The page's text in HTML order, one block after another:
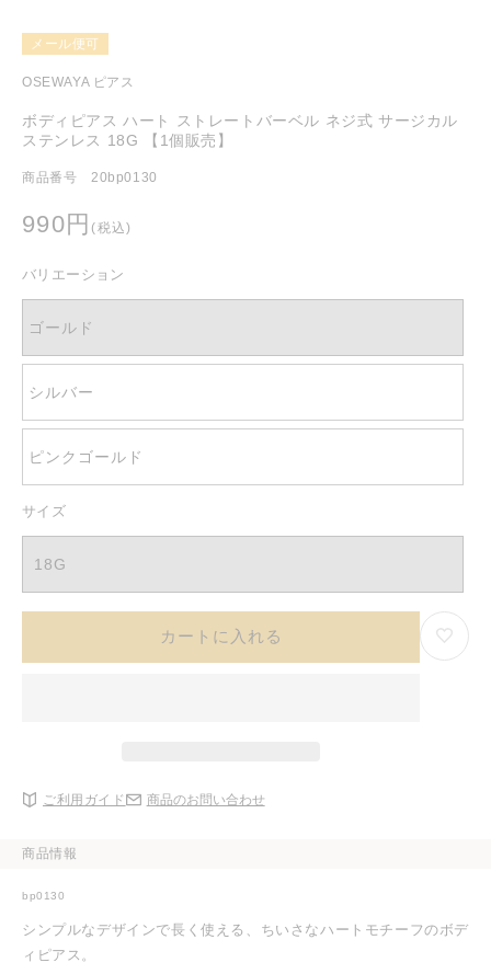
メール便可
OSEWAYA ピアス
ボディピアス ハート ストレートバーベル ネジ式 サージカル
ステンレス 18G 【1個販売】
商品番号 20bp0130
通
価
格
990円 (税込)
バリエーション
ゴールド
シルバー
ピンクゴールド
サイズ
18G
カートに入れる
ご利用ガイド 商品のお問い合わせ
商品情報
bp0130
シンプルなデザインで長く使える、ちいさなハートモチーフのボデ
ィピアス。